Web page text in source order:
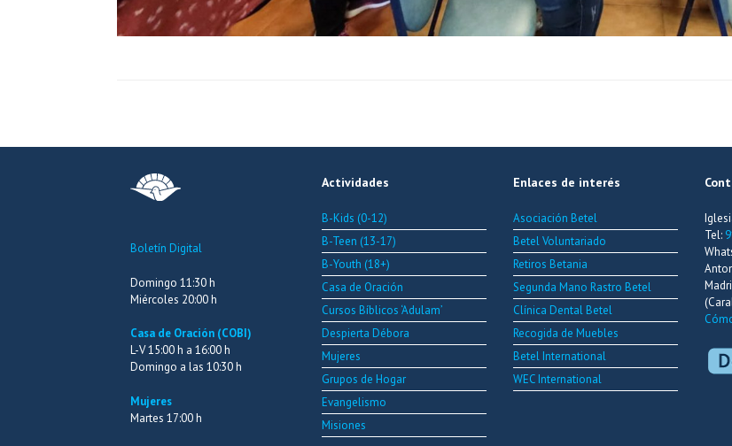
Boletín Digital
Domingo 11:30 h
Miércoles 20:00 h
Casa de Oración (COBI)
L-V 15:00 h a 16:00 h
Domingo a las 10:30 h
Mujeres
Martes 17:00 h
Actividades
B-Kids (0-12)
B-Teen (13-17)
B-Youth (18+)
Casa de Oración
Cursos Bíblicos ‘Adulam’
Despierta Débora
Mujeres
Grupos de Hogar
Evangelismo
Misiones
Enlaces de interés
Asociación Betel
Betel Voluntariado
Retiros Betania
Segunda Mano Rastro Betel
Clínica Dental Betel
Recogida de Muebles
Betel International
WEC International
Tel: